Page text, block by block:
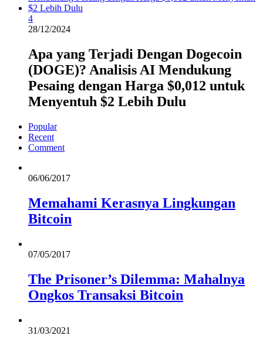
4
28/12/2024
Apa yang Terjadi Dengan Dogecoin
(DOGE)? Analisis AI Mendukung
Pesaing dengan Harga $0,012 untuk
Menyentuh $2 Lebih Dulu
Popular
Recent
Comment
06/06/2017
Memahami Kerasnya Lingkungan
Bitcoin
07/05/2017
The Prisoner’s Dilemma: Mahalnya
Ongkos Transaksi Bitcoin
31/03/2021